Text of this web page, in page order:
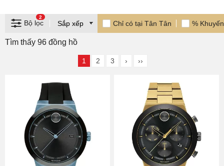
Bộ lọc
2
Chỉ có tại Tân Tân %
Tìm thấy 96 đồng hồ
1 2 3 › ››